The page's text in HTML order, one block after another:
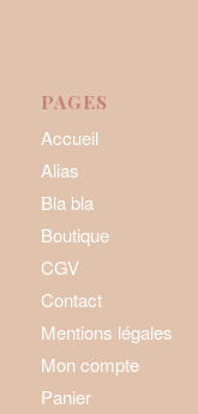
PAGES
Accueil
Alias
Bla bla
Boutique
CGV
Contact
Mentions légales
Mon compte
Panier